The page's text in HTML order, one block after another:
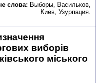
слова: Выборы Васильков
Киев Узурпация
виборів
міського